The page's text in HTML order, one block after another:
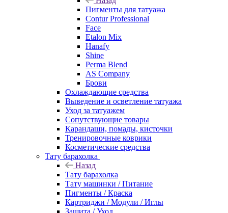
Пигменты для татуажа
Contur Professional
Face
Etalon Mix
Hanafy
Shine
Perma Blend
AS Company
Брови
Охлаждающие средства
Выведение и осветление татуажа
Уход за татуажем
Сопутствующие товары
Карандаши, помады, кисточки
Тренировочные коврики
Косметические средства
Тату барахолка
Назад
Тату барахолка
Тату машинки / Питание
Пигменты / Краска
Картриджи / Модули / Иглы
Защита / Уход